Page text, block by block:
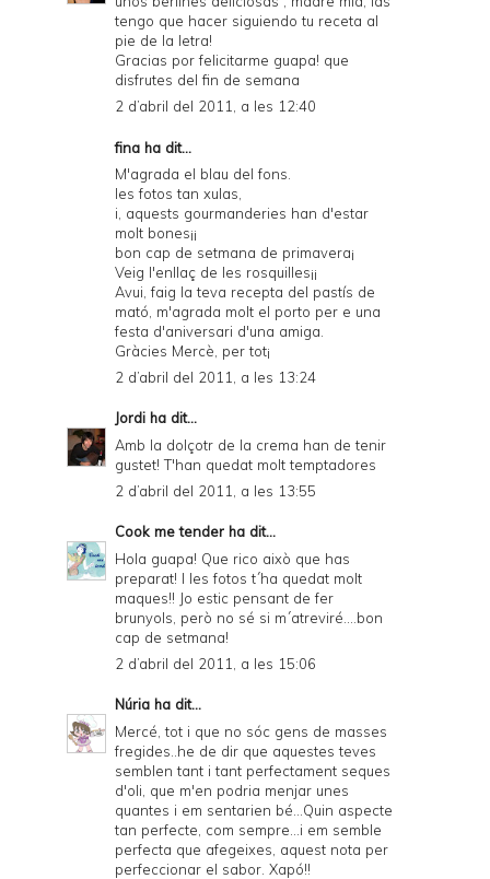
tengo que hacer siguiendo tu receta al
pie de la letra!
Gracias por felicitarme guapa! que
disfrutes del fin de semana
2 d’abril del 2011, a les 12:40
fina ha dit...
M'agrada el blau del fons.
les fotos tan xulas,
i, aquests gourmanderies han d'estar
molt bones¡¡
bon cap de setmana de primavera¡
Veig l'enllaç de les rosquilles¡¡
Avui, faig la teva recepta del pastís de
mató, m'agrada molt el porto per e una
festa d'aniversari d'una amiga.
Gràcies Mercè, per tot¡
2 d’abril del 2011, a les 13:24
Jordi ha dit...
Amb la dolçotr de la crema han de tenir
gustet! T'han quedat molt temptadores
2 d’abril del 2011, a les 13:55
Cook me tender ha dit...
Hola guapa! Que rico això que has
preparat! I les fotos t´ha quedat molt
maques!! Jo estic pensant de fer
brunyols, però no sé si m´atreviré....bon
cap de setmana!
2 d’abril del 2011, a les 15:06
Núria ha dit...
Mercé, tot i que no sóc gens de masses
fregides..he de dir que aquestes teves
semblen tant i tant perfectament seques
d'oli, que m'en podria menjar unes
quantes i em sentarien bé...Quin aspecte
tan perfecte, com sempre...i em semble
perfecta que afegeixes, aquest nota per
perfeccionar el sabor. Xapó!!